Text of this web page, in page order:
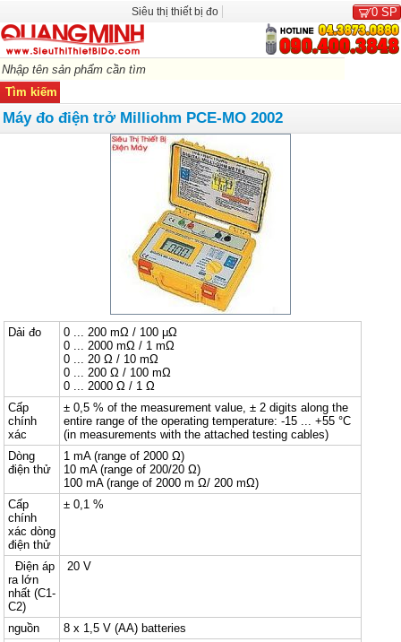
Siêu thị thiết bị đo 0 SP
Máy đo điện trở Milliohm PCE-MO 2002
Dải đo
0 ... 200 mΩ / 100 μΩ
0 ... 2000 mΩ / 1 mΩ
0 ... 20 Ω / 10 mΩ
0 ... 200 Ω / 100 mΩ
0 ... 2000 Ω / 1 Ω
Cấp
chính
xác
± 0,5 % of the measurement value, ± 2 digits along the
entire range of the operating temperature: -15 ... +55 °C
(in measurements with the attached testing cables)
Dòng
điện thử
1 mA (range of 2000 Ω)
10 mA (range of 200/20 Ω)
100 mA (range of 2000 m Ω/ 200 mΩ)
Cấp
chính
xác dòng
điện thử
± 0,1 %
Điện áp
ra lớn
nhất (C1-
C2)
20 V
nguồn
8 x 1,5 V (AA) batteries